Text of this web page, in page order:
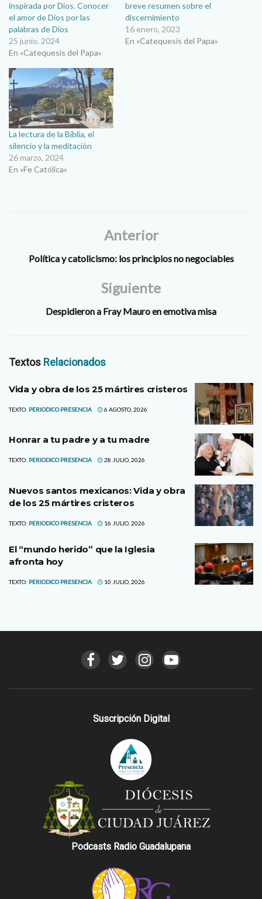
inspirada por Dios. Conocer
el amor de Dios por las
palabras de Dios
25 junio, 2024
En «Catequesis del Papa»
breve resumen sobre el
discernimiento
16 enero, 2023
En «Catequesis del Papa»
La lectura de la Biblia, el
silencio y la meditación
26 marzo, 2024
En «Fe Católica»
Anterior
Política y catolicismo: los principios no negociables
Siguiente
Despidieron a Fray Mauro en emotiva misa
Textos Relacionados
Vida y obra de los 25 mártires cristeros
TEXTO: PERIODICO PRESENCIA 6 AGOSTO, 2026
Honrar a tu padre y a tu madre
TEXTO: PERIODICO PRESENCIA 28 JULIO, 2026
Nuevos santos mexicanos: Vida y obra
de los 25 mártires cristeros
TEXTO: PERIODICO PRESENCIA 16 JULIO, 2026
El “mundo herido” que la Iglesia
afronta hoy
TEXTO: PERIODICO PRESENCIA 10 JULIO, 2026
Suscripción Digital
Podcasts Radio Guadalupana